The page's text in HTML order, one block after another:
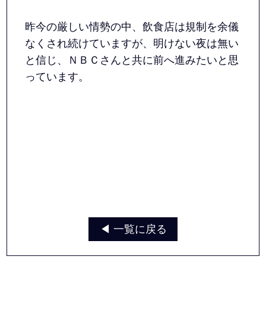
昨今の厳しい情勢の中、飲食店は規制を余儀
なくされ続けていますが、明けない夜は無い
と信じ、ＮＢＣさんと共に前へ進みたいと思
っています。
◀︎ 一覧に戻る